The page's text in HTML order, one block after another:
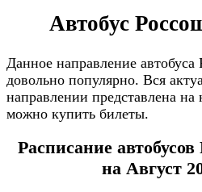
Автобус
Данное направление
довольно популярно. Вся
направлении представлена на
можно купить билеты.
Расписание
на Август